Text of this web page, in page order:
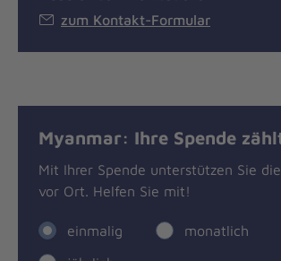
zum Kontakt-Formular
Myanmar: Ihre Spende
Mit Ihrer Spende unterstützen Sie
vor Ort. Helfen Sie mit!
einmalig
monatlich